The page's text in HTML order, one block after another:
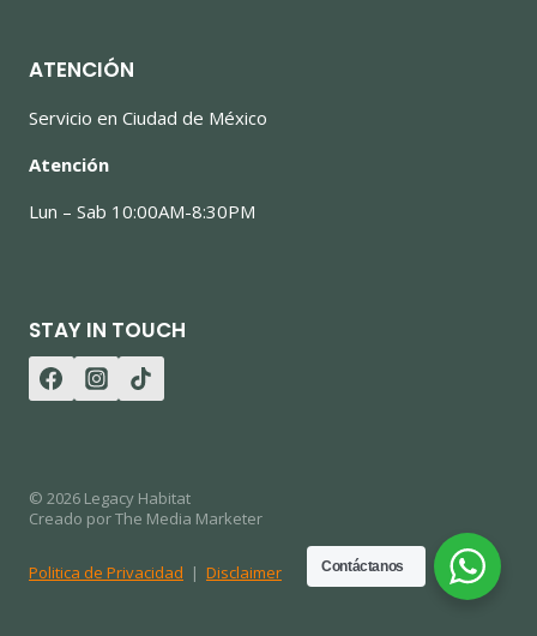
ATENCIÓN
Servicio en Ciudad de México
Atención
Lun – Sab 10:00AM-8:30PM
STAY IN TOUCH
© 2026 Legacy Habitat
Creado por The Media Marketer
Politica de Privacidad | Disclaimer Contáctanos